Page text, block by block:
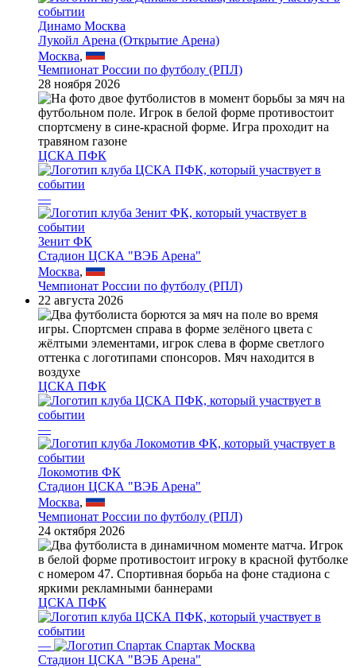
Динамо Москва
Лукойл Арена (Открытие Арена)
Москва,
Чемпионат России по футболу (РПЛ)
28 ноября 2026
ЦСКА ПФК
—
Зенит ФК
Стадион ЦСКА "ВЭБ Арена"
Москва,
Чемпионат России по футболу (РПЛ)
22 августа 2026
ЦСКА ПФК
—
Локомотив ФК
Стадион ЦСКА "ВЭБ Арена"
Москва,
Чемпионат России по футболу (РПЛ)
24 октября 2026
ЦСКА ПФК
—
Спартак Москва
Стадион ЦСКА "ВЭБ Арена"